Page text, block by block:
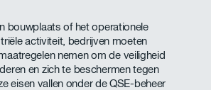
bouwplaats of het operationele
activiteit, bedrijven moeten
nemen om de veiligheid
en zich te beschermen tegen
eisen vallen onder deQSE-beheer